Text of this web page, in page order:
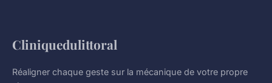
Cliniquedulittoral
Réaligner chaque geste sur la mécanique de votre propre